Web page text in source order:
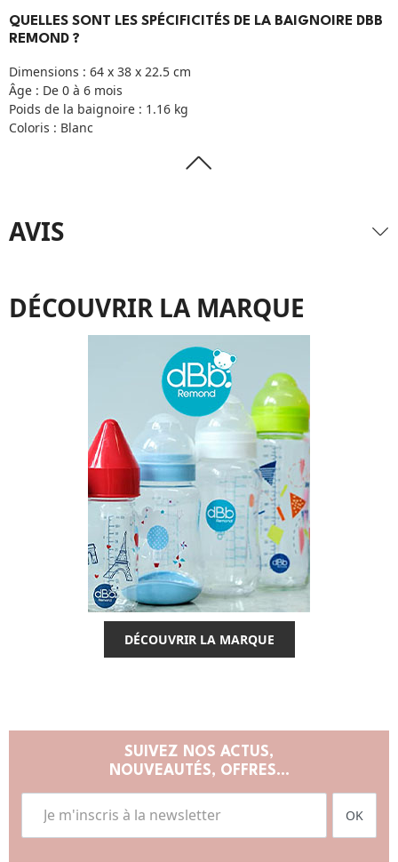
QUELLES SONT LES SPÉCIFICITÉS DE LA BAIGNOIRE DBB
REMOND ?
Dimensions : 64 x 38 x 22.5 cm
Âge : De 0 à 6 mois
Poids de la baignoire : 1.16 kg
Coloris : Blanc
AVIS
DÉCOUVRIR LA MARQUE
DÉCOUVRIR LA MARQUE
SUIVEZ NOS ACTUS,
NOUVEAUTÉS, OFFRES...
OK